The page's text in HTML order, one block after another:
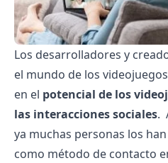
Los desarrolladores y
el mundo de los
en el potencial de los
las interacciones sociales.
ya muchas personas los
como método de contacto